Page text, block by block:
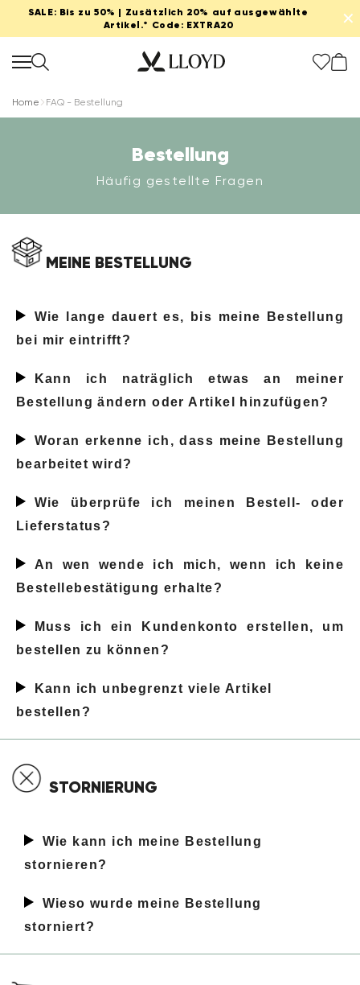
SALE: Bis zu 50% | Zusätzlich 20% auf ausgewählte
Artikel.* Code: EXTRA20
✕
Extra 20%
Schuhe
Bekleidung
Kollektionen
Home FAQ - Bestellung
Bestellung
Häufig gestellte Fragen
MEINE BESTELLUNG
Wie lange dauert es, bis meine Bestellung
bei mir eintrifft?
Kann ich naträglich etwas an meiner
Bestellung ändern oder Artikel hinzufügen?
Woran erkenne ich, dass meine Bestellung
bearbeitet wird?
Wie überprüfe ich meinen Bestell- oder
Lieferstatus?
An wen wende ich mich, wenn ich keine
Bestellebestätigung erhalte?
Muss ich ein Kundenkonto erstellen, um
bestellen zu können?
Kann ich unbegrenzt viele Artikel
bestellen?
STORNIERUNG
Wie kann ich meine Bestellung
stornieren?
Wieso wurde meine Bestellung
storniert?